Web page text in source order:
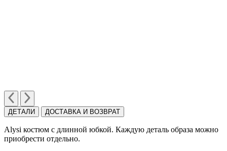
ДЕТАЛИ ДОСТАВКА И ВОЗВРАТ
Alysi костюм с длинной юбкой. Каждую деталь образа можно
приобрести отдельно.